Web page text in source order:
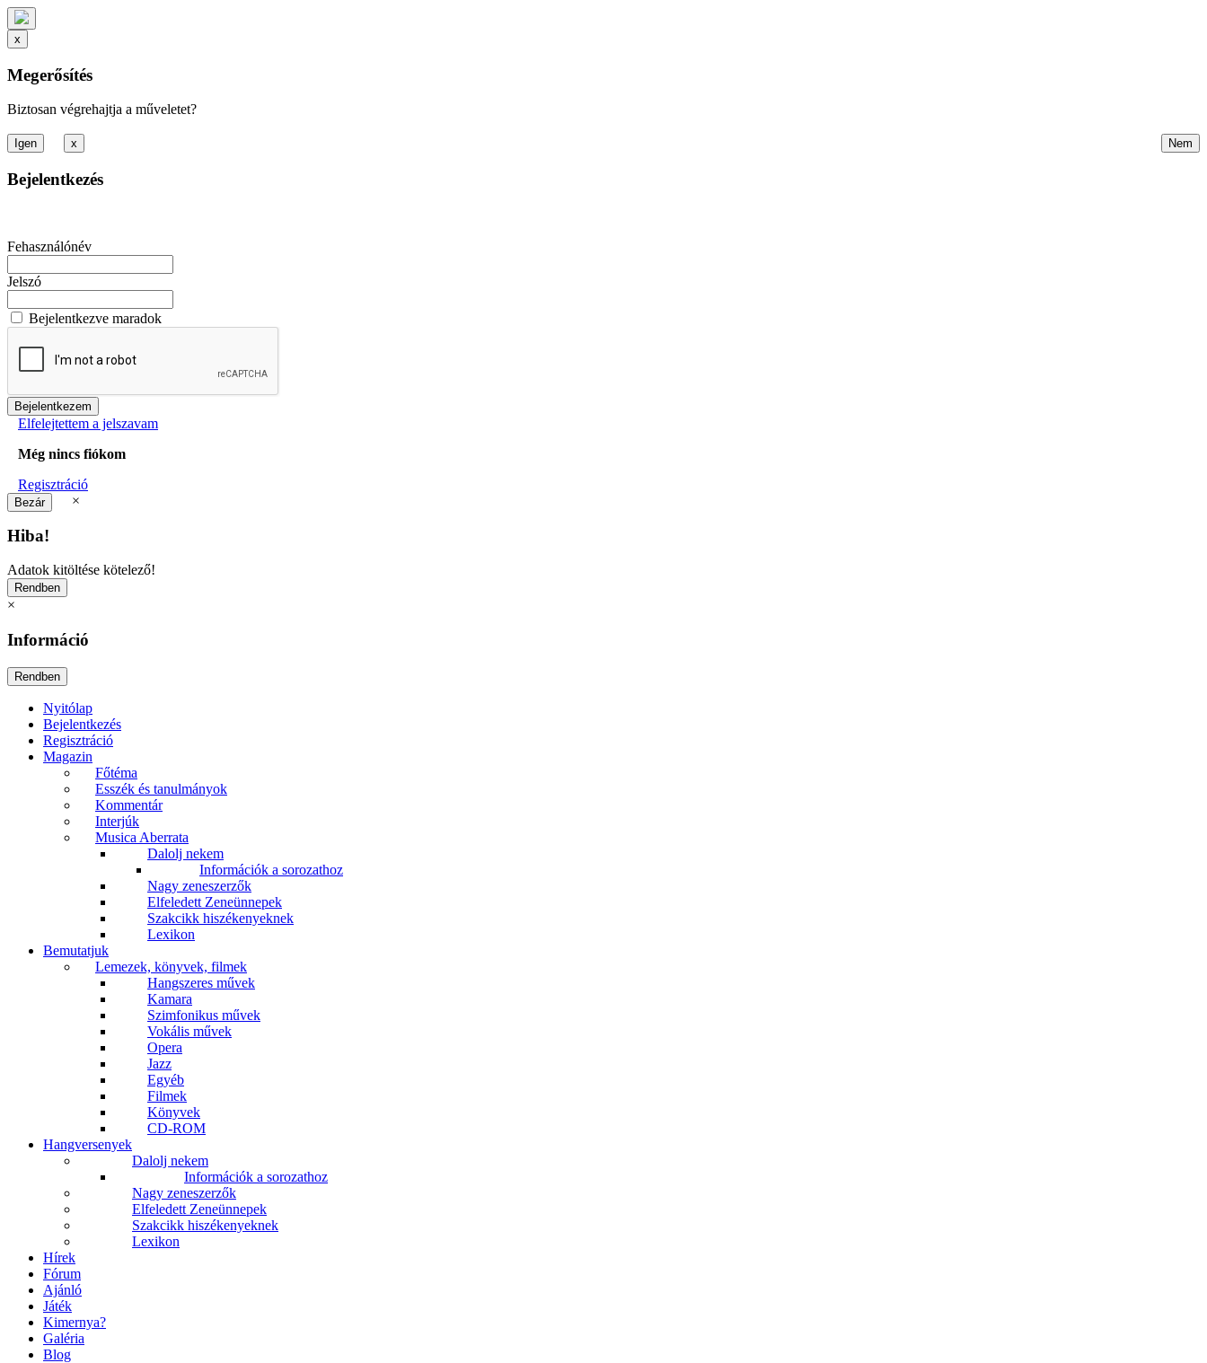
x
Megerősítés
Biztosan végrehajtja a műveletet?
x
Bejelentkezés
Fehasználónév
Jelszó
Bejelentkezve maradok
Elfelejtettem a jelszavam
Még nincs fiókom
Regisztráció
×
Hiba!
Adatok kitöltése kötelező!
×
Információ
Nyitólap
Bejelentkezés
Regisztráció
Magazin
Főtéma
Esszék és tanulmányok
Kommentár
Interjúk
Musica Aberrata
Dalolj nekem
Információk a sorozathoz
Nagy zeneszerzők
Elfeledett Zeneünnepek
Szakcikk hiszékenyeknek
Lexikon
Bemutatjuk
Lemezek, könyvek, filmek
Hangszeres művek
Kamara
Szimfonikus művek
Vokális művek
Opera
Jazz
Egyéb
Filmek
Könyvek
CD-ROM
Hangversenyek
Dalolj nekem
Információk a sorozathoz
Nagy zeneszerzők
Elfeledett Zeneünnepek
Szakcikk hiszékenyeknek
Lexikon
Hírek
Fórum
Ajánló
Játék
Kimernya?
Galéria
Blog